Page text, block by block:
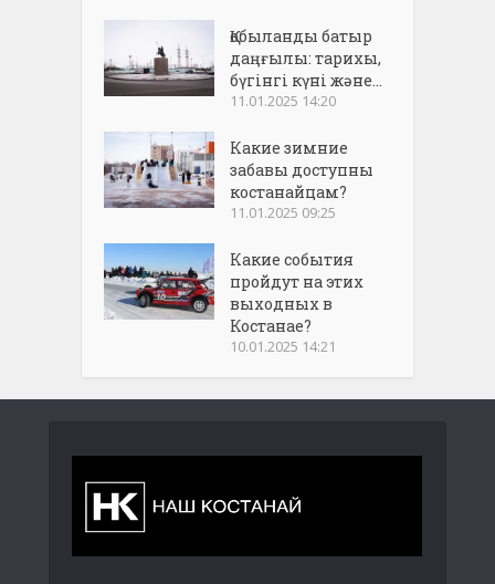
Қобыланды батыр
даңғылы: тарихы,
бүгінгі күні және...
11.01.2025 14:20
Какие зимние
забавы доступны
костанайцам?
11.01.2025 09:25
Какие события
пройдут на этих
выходных в
Костанае?
10.01.2025 14:21